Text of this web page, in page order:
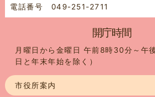
電話番号 049-251-2711
開庁時間
月曜日から金曜日 午前8時30分～午
日と年末年始を除く）
市役所案内